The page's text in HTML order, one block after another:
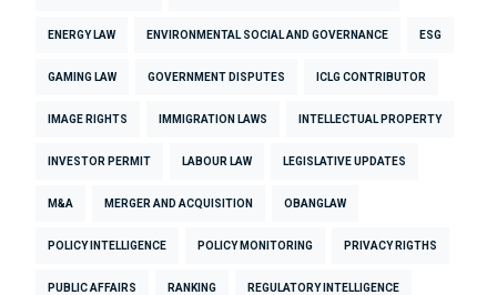
ENERGY LAW ENVIRONMENTAL SOCIAL AND GOVERNANCE ESG
GAMING LAW GOVERNMENT DISPUTES ICLG CONTRIBUTOR
IMAGE RIGHTS IMMIGRATION LAWS INTELLECTUAL PROPERTY
INVESTOR PERMIT LABOUR LAW LEGISLATIVE UPDATES
M&A MERGER AND ACQUISITION OBANGLAW
POLICY INTELLIGENCE POLICY MONITORING PRIVACY RIGTHS
PUBLIC AFFAIRS RANKING REGULATORY INTELLIGENCE